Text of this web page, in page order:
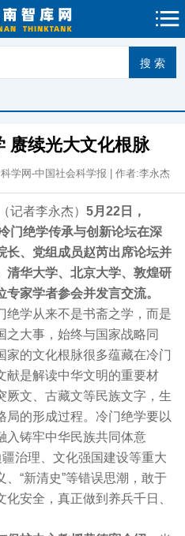
赓续光大文化根脉
学网-中国社会科学报 | 作者:李永杰
记者李永杰） 5月22日，
门绝学传承与创新论坛在深
长、党组成员赵芮出席论坛并
清华大学、北京大学、敦煌研
家学者参会并发言交流。
绝学从来不是书斋之学，而是
之大事，始终与国家战略同
家的文化根脉很多蕴藏在冷门
献是解读中华文明的重要材
厥文、古藏文等民族文字，生
局的形成过程。冷门绝学要以
入铸牢中华民族共同体意
治理、文化强国建设等重大
“新清史”等错误思潮，敢于
安全，真正做到养兵千日、